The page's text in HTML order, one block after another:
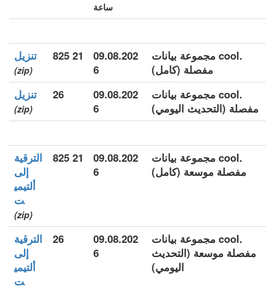
ساعة
.cool مجموعة بيانات
مفصلة (كامل)
09.08.202
6
21 825 تنزيل
(zip)
.cool مجموعة بيانات
مفصلة (التحديث اليومي)
09.08.202
6
26 تنزيل
(zip)
.cool مجموعة بيانات
مفصلة موسعة (كامل)
09.08.202
6
21 825
الترقية
إلى
ألتيمي
ت
(zip)
.cool مجموعة بيانات
مفصلة موسعة (التحديث
اليومي)
09.08.202
6
26
الترقية
إلى
ألتيمي
ت